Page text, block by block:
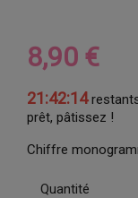
8,90 €
21:42:13
prêt, pâtissez !
Chiffre
Quantité